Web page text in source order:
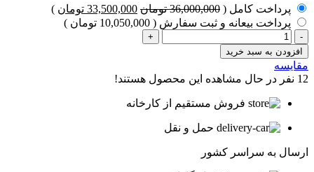
36,000,000 تومان
بود.
33,500,000 تومان
است.
پرداخت کامل (
36,000,000 تومان قیمت
اصلی
33,500,000 تومان قیمت
)
پرداخت بیعانه و ثبت سفارش (
10,050,000 تومان )
پکیج
برقی
دیواری
30000
تک
فاز
عدد
افزودن به سبد خرید
مقایسه
12 نفر در حال مشاهده این محصول هستند!
فروش مستقیم از کارخانه
حمل و نقل
ارسال به سراسر کشور